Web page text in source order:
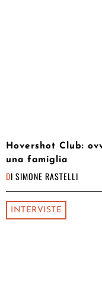
Hovershot Club:
una famiglia
DI SIMONE RASTELLI
INTERVISTE